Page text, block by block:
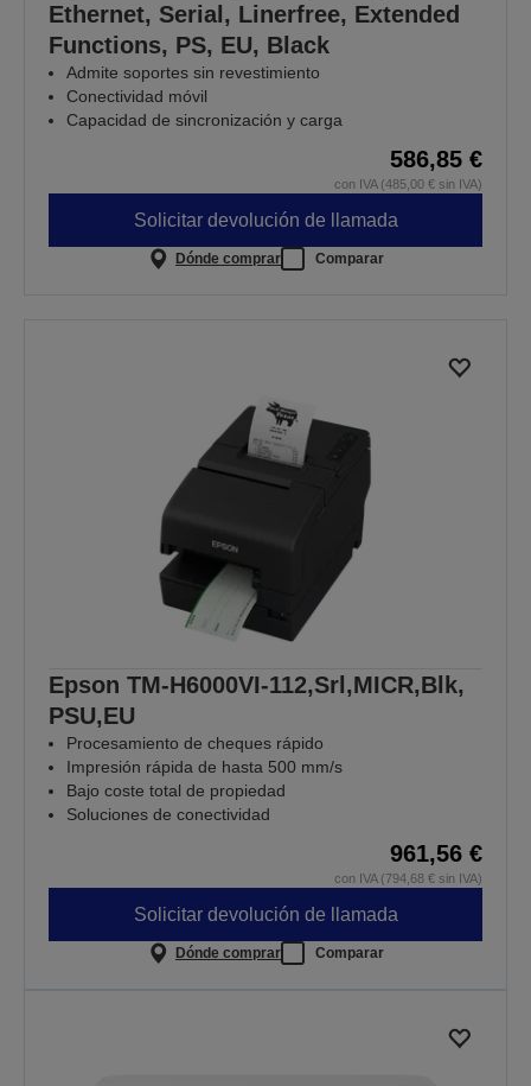
Ethernet, Serial, Linerfree, Extended
Functions, PS, EU, Black
Admite soportes sin revestimiento
Conectividad móvil
Capacidad de sincronización y carga
586,85 €
con IVA (485,00 € sin IVA)
Solicitar devolución de llamada
Dónde comprar Comparar
Epson TM-H6000VI-112,Srl,MICR,Blk,
PSU,EU
Procesamiento de cheques rápido
Impresión rápida de hasta 500 mm/s
Bajo coste total de propiedad
Soluciones de conectividad
961,56 €
con IVA (794,68 € sin IVA)
Solicitar devolución de llamada
Dónde comprar Comparar